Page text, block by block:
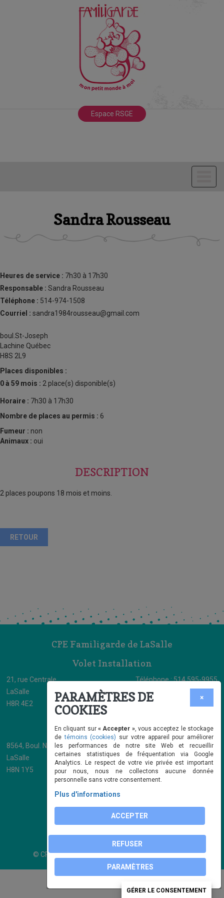
Espace RSGE
Sandra Rousseau
Heures de service : 7h30 à 17h30
Responsable : Sandra Rousseau
Téléphone : 514-974-1508
Courriel : sandra1984rousseau@gmail.com
boul.St-Joseph
Lachine Québec
H8S 2L9
Places disponibles :
0 à 59 mois : 2 place(s) disponible(s)
Horaire : 7h30 à 17h30
Nombre de places au permis : 6
Fumeur : non
Animaux : oui
DESCRIPTION
2 places poupons 18 mois et moins.
RETOUR
CPE Familigarde de LaSalle
Volet Installation
21, rue Centrale
Téléphone : 514 595-9955
LaSalle
Télécopieur : 514 595-9673
H8R 4E2
info@cpefamiligarde.com
Volet Bureau Coordonnateur
8564, Boul. Newman Suite 206
Téléphone : 514 595-9955
LaSalle
Télécopieur : 514 595-9673
H8N 1Y5
info@cpefamiligarde.com
© CPE Familigarde, 2018 | Conception web :ViGlob
×
PARAMÈTRES DE
COOKIES
En cliquant sur « Accepter », vous acceptez le stockage
detémoins (cookies) sur votre appareil pour améliorer
les performances de notre site Web et recueillir
certaines statistiques de fréquentation via Google
Analytics. Le respect de votre vie privée est important
pour nous, nous ne collectons aucune donnée
personnelle sans votre consentement.
Plus d'informations
ACCEPTER
REFUSER
PARAMÈTRES
GÉRER LE CONSENTEMENT